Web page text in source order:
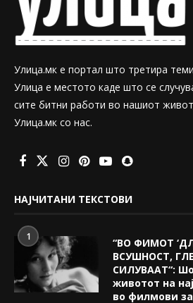
Улица.мк е портал што третира
Улица е местото каде што се
сите битни работи во нашиот
Улица.мк со нас.
НАЈЧИТАНИ ТЕКСТОВИ
1
“ВО ФИМОТ
ВСУШНОСТ,
СИЛУВААТ“:
животот на
во филмови